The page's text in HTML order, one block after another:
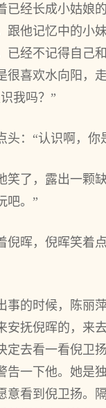
已经长成小姑娘
跟他记忆中的小
已经不记得自己
很喜欢水向阳，
我吗？”
头：“认识啊，你
笑了，露出一颗
吧。”
倪晖，倪晖笑着
事的时候，陈丽
安抚倪晖的，来
定去看一看倪卫
告一下他。她是
意看到倪卫扬。